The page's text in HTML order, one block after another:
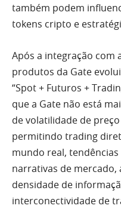
também podem
tokens cripto e
Após a integração com
produtos da Gate
“Spot + Futuros +
que a Gate não está
de volatilidade de
permitindo trading
mundo real,
narrativas de
densidade de
interconectividade de